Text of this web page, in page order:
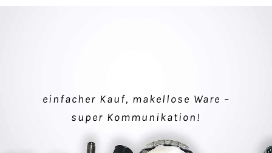
einfacher Kauf, makellose Ware –
super Kommunikation!
Verkäufer sehr nett, schnelle
Lieferung, alles gut.